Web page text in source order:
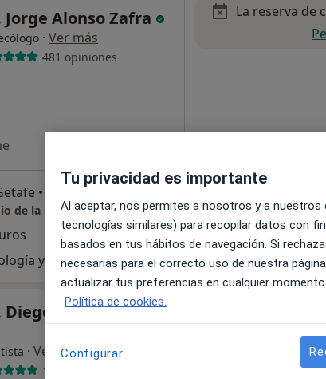
Jorge Alonso Zafra
· Ver más
481 opiniones
•
de la Esterilidad
y Obstetricia
La reserva de
Diego Pérez Vilariño
· Ver más
102 opiniones
Tu privacidad es importante
Al aceptar, nos permites a nosotros y a
tecnologías similares) para recopilar datos con
basados en tus hábitos de navegación. Si
necesarias para el correcto uso de nuestra
actualizar tus preferencias en cualquier
Política de cookies.
Configurar